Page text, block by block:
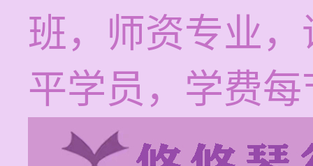
班，师资专业
平学员，学费